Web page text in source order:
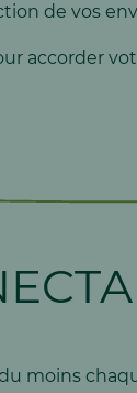
de vos
accorder
moins